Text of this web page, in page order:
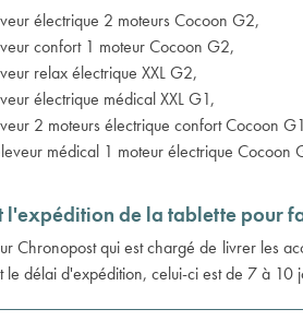
électrique 2 moteurs Cocoon G2,
confort 1 moteur Cocoon G2,
relax électrique XXL G2,
électrique médical XXL G1,
2 moteurs électrique confort Cocoon G1
médical 1 moteur électrique Cocoon
l'expédition de la tablette pour
Chronopost qui est chargé de livrer les
délai d'expédition, celui-ci est de 7 à 10